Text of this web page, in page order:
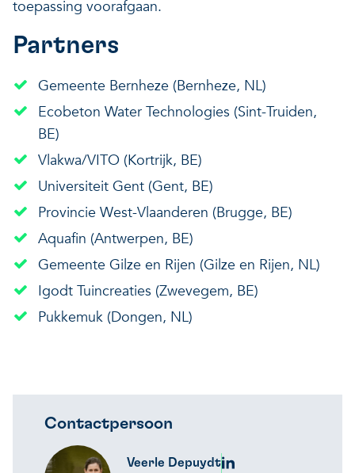
toepassing voorafgaan.
Partners
Gemeente Bernheze (Bernheze, NL)
Ecobeton Water Technologies (Sint-Truiden,
BE)
Vlakwa/VITO (Kortrijk, BE)
Universiteit Gent (Gent, BE)
Provincie West-Vlaanderen (Brugge, BE)
Aquafin (Antwerpen, BE)
Gemeente Gilze en Rijen (Gilze en Rijen, NL)
Igodt Tuincreaties (Zwevegem, BE)
Pukkemuk (Dongen, NL)
Contactpersoon
Veerle Depuydt